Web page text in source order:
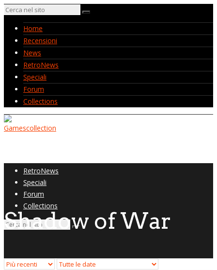
Home
Recensioni
News
RetroNews
Speciali
Forum
Collections
RetroNews
Speciali
Forum
Collections
Shadow of War